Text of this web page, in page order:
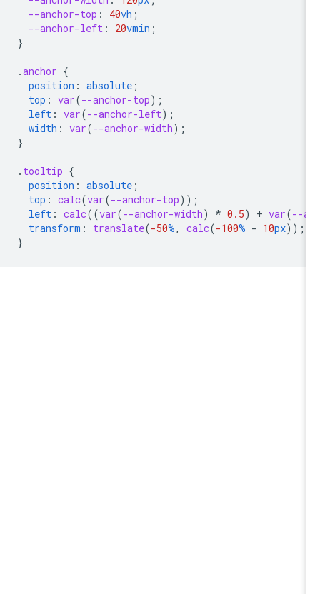
--anchor-top
: 40 vh
--anchor-left
: 20vmin
.anchor
position : absolute
top : var(--anchor-top
left : var(--anchor-left
width : var(--anchor-width
.tooltip
position : absolute
top : calc(var(--anchor-top ));
left : calc((var(--anchor-width ) * 0.5 ) + var(--
transform
: translate(-50 , calc(-100 % - 10px ));